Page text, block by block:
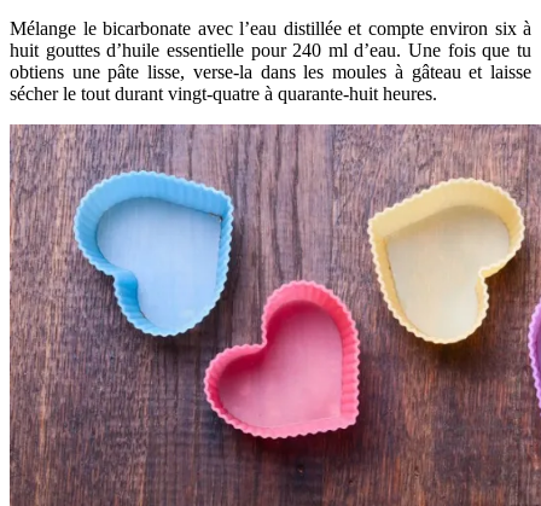
Mélange le bicarbonate avec l’eau distillée et compte environ six à
huit gouttes d’huile essentielle pour 240 ml d’eau. Une fois que tu
obtiens une pâte lisse, verse-la dans les moules à gâteau et laisse
sécher le tout durant vingt-quatre à quarante-huit heures.